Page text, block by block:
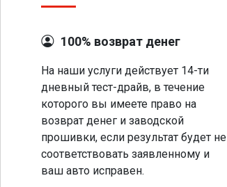
100% возврат денег
На наши услуги действует 14-ти
дневный тест-драйв, в течение
которого вы имеете право на
возврат денег и заводской
прошивки, если результат будет не
соответствовать заявленному и
ваш авто исправен.